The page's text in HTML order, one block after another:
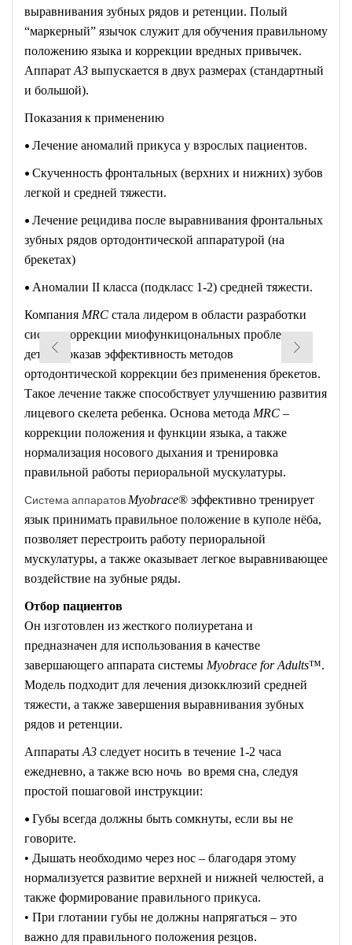
выравнивания зубных рядов и ретенции. Полый
“маркерный” язычок служит для обучения правильному
положению языка и коррекции вредных привычек.
Аппарат A3 выпускается в двух размерах (стандартный
и большой).
Показания к применению
• Лечение аномалий прикуса у взрослых пациентов.
• Скученность фронтальных (верхних и нижних) зубов
легкой и средней тяжести.
• Лечение рецидива после выравнивания фронтальных
зубных рядов ортодонтической аппаратурой (на
брекетах)
• Аномалии II класса (подкласс 1-2) средней тяжести.
Компания MRC стала лидером в области разработки
систем коррекции миофункицональных проблем у
детей, доказав эффективность методов
ортодонтической коррекции без применения брекетов.
Такое лечение также способствует улучшению развития
лицевого скелета ребенка. Основа метода MRC –
коррекции положения и функции языка, а также
нормализация носового дыхания и тренировка
правильной работы периоральной мускулатуры.
Система аппаратов Myobrace® эффективно тренирует
язык принимать правильное положение в куполе нёба,
позволяет перестроить работу периоральной
мускулатуры, а также оказывает легкое выравнивающее
воздействие на зубные ряды.
Отбор пациентов
Он изготовлен из жесткого полиуретана и
предназначен для использования в качестве
завершающего аппарата системы Myobrace for Adults™.
Модель подходит для лечения дизокклюзий средней
тяжести, а также завершения выравнивания зубных
рядов и ретенции.
Аппараты A3 следует носить в течение 1-2 часа
ежедневно, а также всю ночь во время сна, следуя
простой пошаговой инструкции:
• Губы всегда должны быть сомкнуты, если вы не
говорите.
• Дышать необходимо через нос – благодаря этому
нормализуется развитие верхней и нижней челюстей, а
также формирование правильного прикуса.
• При глотании губы не должны напрягаться – это
важно для правильного положения резцов.